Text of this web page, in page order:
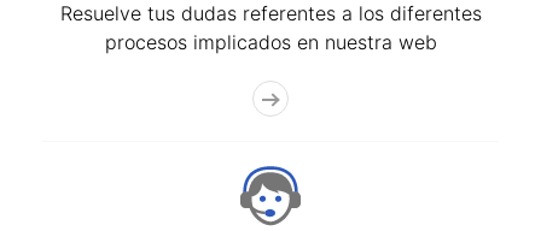
Resuelve tus dudas referentes a los diferentes
procesos implicados en nuestra web